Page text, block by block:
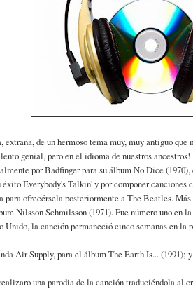
extraña, de un hermoso tema muy, muy antiguo
genial, pero en el idioma de nuestros ancestros!
por Badfinger para su álbum No Dice
Everybody's Talkin' y por componer
ofrecérsela posteriormente a The Beatles. Más
Nilsson Schmilsson (1971). Fue número uno en
Unido, la canción permaneció cinco semanas en
Air Supply, para el álbum The Earth Is...
una parodia de la canción traduciéndola